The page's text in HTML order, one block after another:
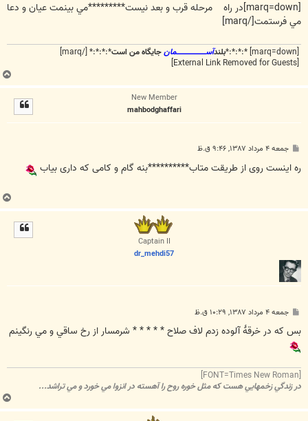
ت
مرحله قرب و بعد نيست*********مي بينمت عيان و دعا
مي فرستمت[/marq]
بلندآســـــــــــــــــــــمانجایگاه من است*:*:*:* [/marq]
ب
ا
New Member
mahbodghaffari
پ
ت
جمعه ۴ مرداد ۱۳۸۷, ۹:۴۶ ق.ظ
ره اینست روی از طریقت متاب**********بنه گام و کامی که داری بیاب
ب
ا
Captain II
dr_mehdi57
پ
ت
جمعه ۴ مرداد ۱۳۸۷, ۱۰:۲۹ ق.ظ
بس که در خرقۀ آلوده زدم لاف صلاح * * * * * شرمسار از رخ ساقي و مي رنگينم
در زندگي زخمهايي هست که مثل خوره روح را آهسته در انزوا مي خورد و مي تراشد...
ب
ا